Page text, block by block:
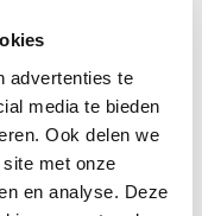
advertenties te
media te bieden
Ook delen we
met onze
en analyse. Deze
jouw prijs
UPA